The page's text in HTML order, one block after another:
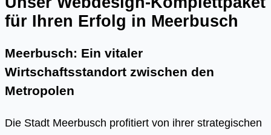
für Ihren Erfolg in Meerbusch
Meerbusch: Ein vitaler
Wirtschaftsstandort zwischen den
Metropolen
Die Stadt Meer­busch pro­fi­tiert von ihrer stra­te­gi­schen